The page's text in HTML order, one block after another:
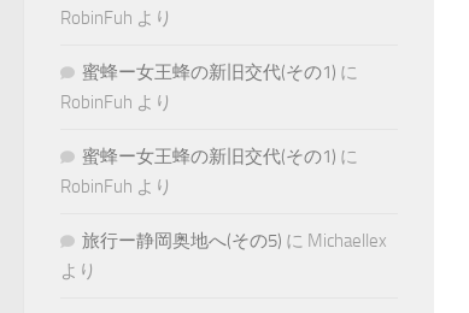
RobinFuh より
蜜蜂ー女王蜂の新旧交代(その1) に
RobinFuh より
蜜蜂ー女王蜂の新旧交代(その1) に
RobinFuh より
旅行ー静岡奥地へ(その5) に Michaellex
より